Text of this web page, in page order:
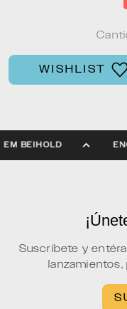
WISHLIST
EM BEIHOLD
Suscríbete y